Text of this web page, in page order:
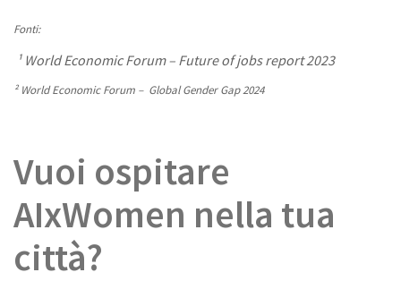
Fonti:
¹ World Economic Forum – Future of jobs report 2023
² World Economic Forum – Global Gender Gap 2024
Vuoi ospitare
AIxWomen nella tua
città?